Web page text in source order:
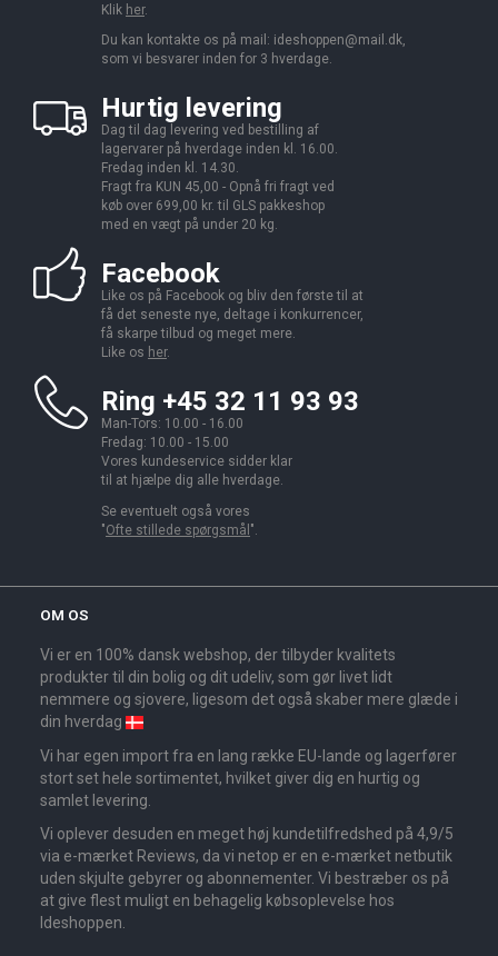
Klik her.
Du kan kontakte os på mail: ideshoppen@mail.dk,
som vi besvarer inden for 3 hverdage.
Hurtig levering
Dag til dag levering ved bestilling af
lagervarer på hverdage inden kl. 16.00.
Fredag inden kl. 14.30.
Fragt fra KUN 45,00 - Opnå fri fragt ved
køb over 699,00 kr. til GLS pakkeshop
med en vægt på under 20 kg.
Facebook
Like os på Facebook og bliv den første til at
få det seneste nye, deltage i konkurrencer,
få skarpe tilbud og meget mere.
Like os her.
Ring +45 32 11 93 93
Man-Tors: 10.00 - 16.00
Fredag: 10.00 - 15.00
Vores kundeservice sidder klar
til at hjælpe dig alle hverdage.
Se eventuelt også vores
"Ofte stillede spørgsmål ".
OM OS
Vi er en 100% dansk webshop, der tilbyder kvalitets
produkter til din bolig og dit udeliv, som gør livet lidt
nemmere og sjovere, ligesom det også skaber mere glæde i
din hverdag
Vi har egen import fra en lang række EU-lande og lagerfører
stort set hele sortimentet, hvilket giver dig en hurtig og
samlet levering.
Vi oplever desuden en meget høj kundetilfredshed på 4,9/5
via e-mærket Reviews, da vi netop er en e-mærket netbutik
uden skjulte gebyrer og abonnementer. Vi bestræber os på
at give flest muligt en behagelig købsoplevelse hos
Ideshoppen.